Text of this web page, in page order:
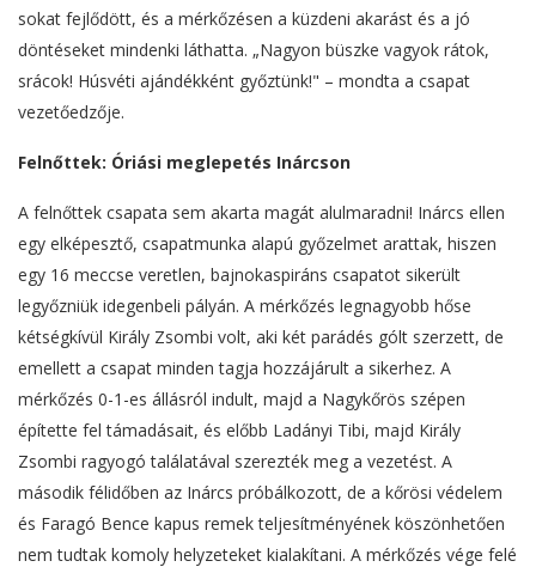
sokat fejlődött, és a mérkőzésen a küzdeni akarást és a jó
döntéseket mindenki láthatta. „Nagyon büszke vagyok rátok,
srácok! Húsvéti ajándékként győztünk!" – mondta a csapat
vezetőedzője.
Felnőttek: Óriási meglepetés Inárcson
A felnőttek csapata sem akarta magát alulmaradni! Inárcs ellen
egy elképesztő, csapatmunka alapú győzelmet arattak, hiszen
egy 16 meccse veretlen, bajnokaspiráns csapatot sikerült
legyőzniük idegenbeli pályán. A mérkőzés legnagyobb hőse
kétségkívül Király Zsombi volt, aki két parádés gólt szerzett, de
emellett a csapat minden tagja hozzájárult a sikerhez. A
mérkőzés 0-1-es állásról indult, majd a Nagykőrös szépen
építette fel támadásait, és előbb Ladányi Tibi, majd Király
Zsombi ragyogó találatával szerezték meg a vezetést. A
második félidőben az Inárcs próbálkozott, de a kőrösi védelem
és Faragó Bence kapus remek teljesítményének köszönhetően
nem tudtak komoly helyzeteket kialakítani. A mérkőzés vége felé